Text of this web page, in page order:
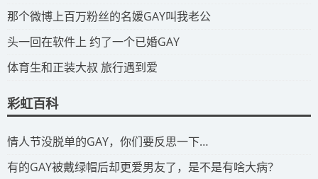
​那个微博上百万粉丝的名媛GAY叫我老公
​头一回在软件上 约了一个已婚GAY
​体育生和正装大叔 旅行遇到爱
彩虹百科
​情人节没脱单的GAY，你们要反思一下…
​有的GAY被戴绿帽后却更爱男友了，是不是有啥大病？